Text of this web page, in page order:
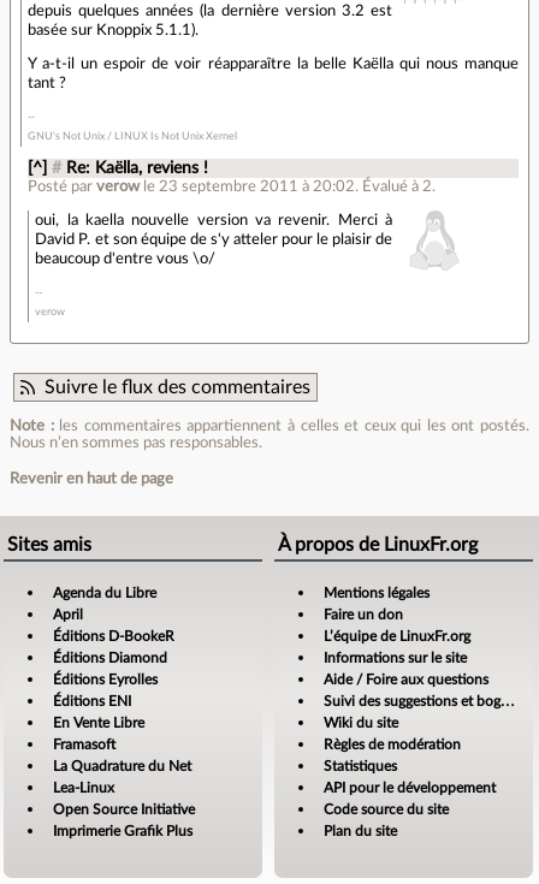
depuis quelques années (la dernière version 3.2 est
basée sur Knoppix 5.1.1).
Y a-t-il un espoir de voir réapparaître la belle Kaëlla qui nous manque
tant ?
GNU's Not Unix / LINUX Is Not Unix Xernel
[^] # Re: Kaëlla, reviens !
Posté parverow le 23 septembre 2011 à 20:02. Évalué à 2.
oui, la kaella nouvelle version va revenir. Merci à
David P. et son équipe de s'y atteler pour le plaisir de
beaucoup d'entre vous \o/
verow
Suivre le flux des commentaires
Note :les commentaires appartiennent à celles et ceux qui les ont postés.
Nous n’en sommes pas responsables.
Revenir en haut de page
Sites amis
Agenda du Libre
April
Éditions D-BookeR
Éditions Diamond
Éditions Eyrolles
Éditions ENI
En Vente Libre
Framasoft
La Quadrature du Net
Lea-Linux
Open Source Initiative
Imprimerie Grafik Plus
À propos de LinuxFr.org
Mentions légales
Faire un don
L’équipe de LinuxFr.org
Informations sur le site
Aide / Foire aux questions
Suivi des suggestions et bogues
Wiki du site
Règles de modération
Statistiques
API pour le développement
Code source du site
Plan du site